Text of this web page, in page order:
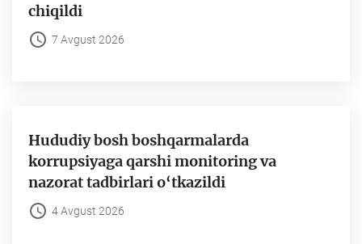
chiqildi
7 Avgust 2026
Hududiy bosh boshqarmalarda
korrupsiyaga qarshi monitoring va
nazorat tadbirlari o‘tkazildi
4 Avgust 2026